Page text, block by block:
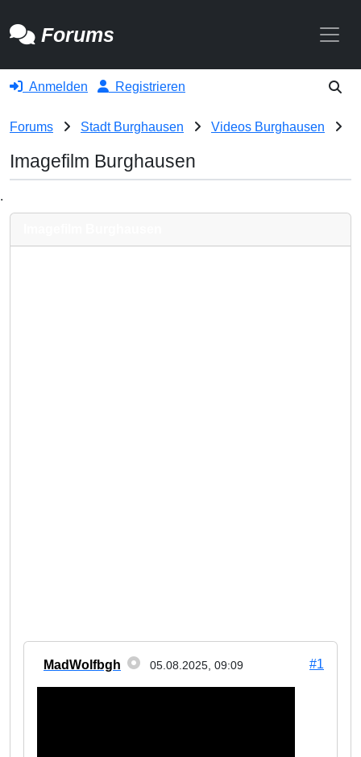
Forums
Anmelden Registrieren
Forums Stadt Burghausen Videos Burghausen
Imagefilm Burghausen
.
MadWolfbgh 05.08.2025, 09:09 #1